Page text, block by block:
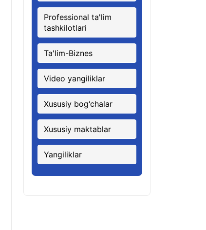
Professional ta'lim
tashkilotlari
Ta'lim-Biznes
Video yangiliklar
Xususiy bog‘chalar
Xususiy maktablar
Yangiliklar